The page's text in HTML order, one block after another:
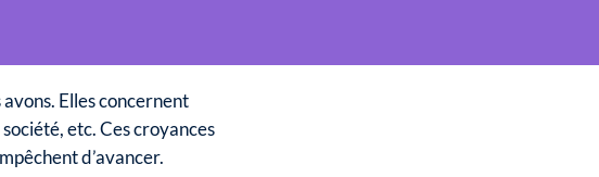
Elles concernent
etc. Ces croyances
d’avancer.